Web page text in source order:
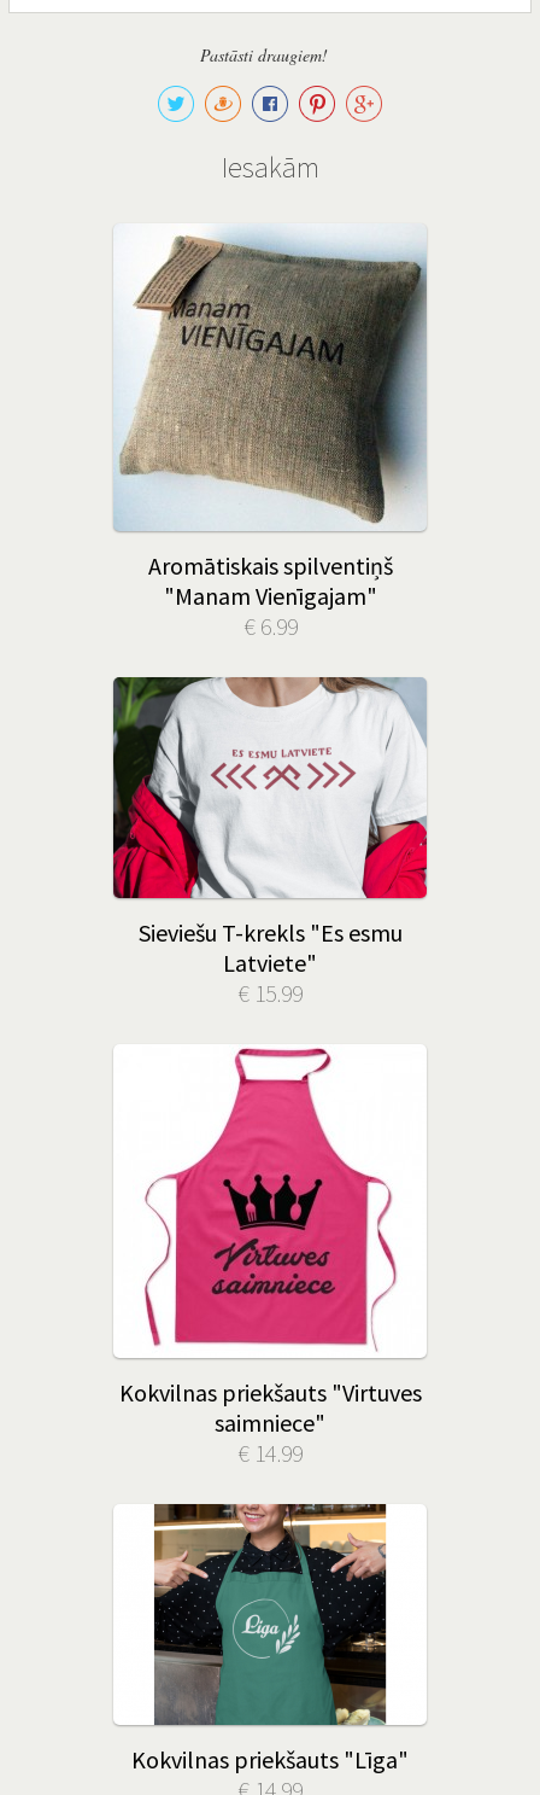
Pastāsti draugiem!
Iesakām
Aromātiskais spilventiņš
"Manam Vienīgajam"
€ 6.99
Sieviešu T-krekls "Es esmu
Latviete"
€ 15.99
Kokvilnas priekšauts "Virtuves
saimniece"
€ 14.99
Kokvilnas priekšauts "Līga"